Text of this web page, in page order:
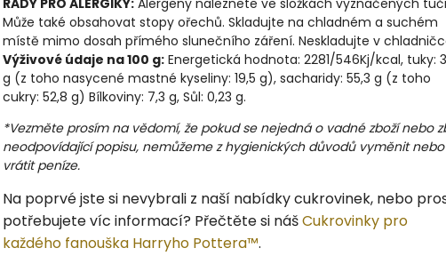
RADY PRO ALERGIKY: Alergeny naleznete ve složkách vyznačených
Může také obsahovat stopy ořechů. Skladujte na chladném a suchém
místě mimo dosah přímého slunečního záření. Neskladujte v
Výživové údaje na 100 g: Energetická hodnota: 2281/546Kj/kcal, tuky:
g (z toho nasycené mastné kyseliny: 19,5 g), sacharidy: 55,3 g (z toho
cukry: 52,8 g) Bílkoviny: 7,3 g, Sůl: 0,23 g.
*Vezměte prosím na vědomí, že pokud se nejedná o vadné zboží nebo
neodpovídající popisu, nemůžeme z hygienických důvodů vyměnit nebo
vrátit peníze.
Na poprvé jste si nevybrali z naší nabídky cukrovinek, nebo
potřebujete víc informací? Přečtěte si nášCukrovinky pro
každého fanouška Harryho Pottera™.